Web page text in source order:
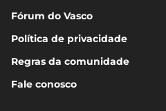
Fórum do Vasco
Política de privacidade
Regras da comunidade
Fale conosco